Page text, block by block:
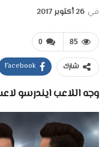
في 26 أكتوبر 2017
0 85
شارك Facebook
وجه اللاعب ايندرسو